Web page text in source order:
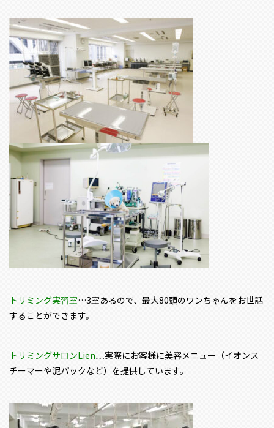
トリミング実習室…3室あるので、最大80頭のワンちゃんをお世話
することができます。
トリミングサロンLien…実際にお客様に美容メニュー（イオンス
チーマーや泥パックなど）を提供しています。